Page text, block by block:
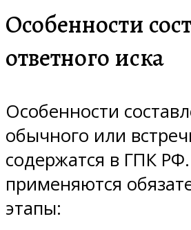
Особенности
ответного иска
Особенности
обычного или
содержатся в ГПК
применяются
этапы: